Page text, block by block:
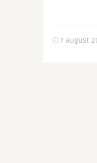
7 august